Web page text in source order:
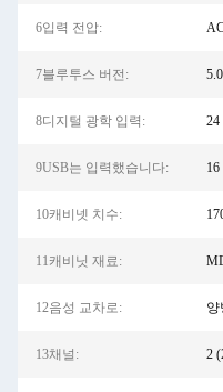
6입력 전압:
7블루투스 버전:
8디지털 광학 입력: 24
9USB는 입력했습니다:
10캐비넷 치수:
11캐비닛 재료:
12음성 교차로: 양
13채널: 2